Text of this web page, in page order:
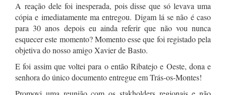
A reação dele foi inesperada, pois disse que só levava uma
cópia e imediatamente ma entregou. Digam lá se não é caso
para 30 anos depois eu ainda referir que não vou nunca
esquecer este momento? Momento esse que foi registado pela
objetiva do nosso amigo Xavier de Basto.
E foi assim que voltei para o então Ribatejo e Oeste, dona e
senhora do único documento entregue em Trás-os-Montes!